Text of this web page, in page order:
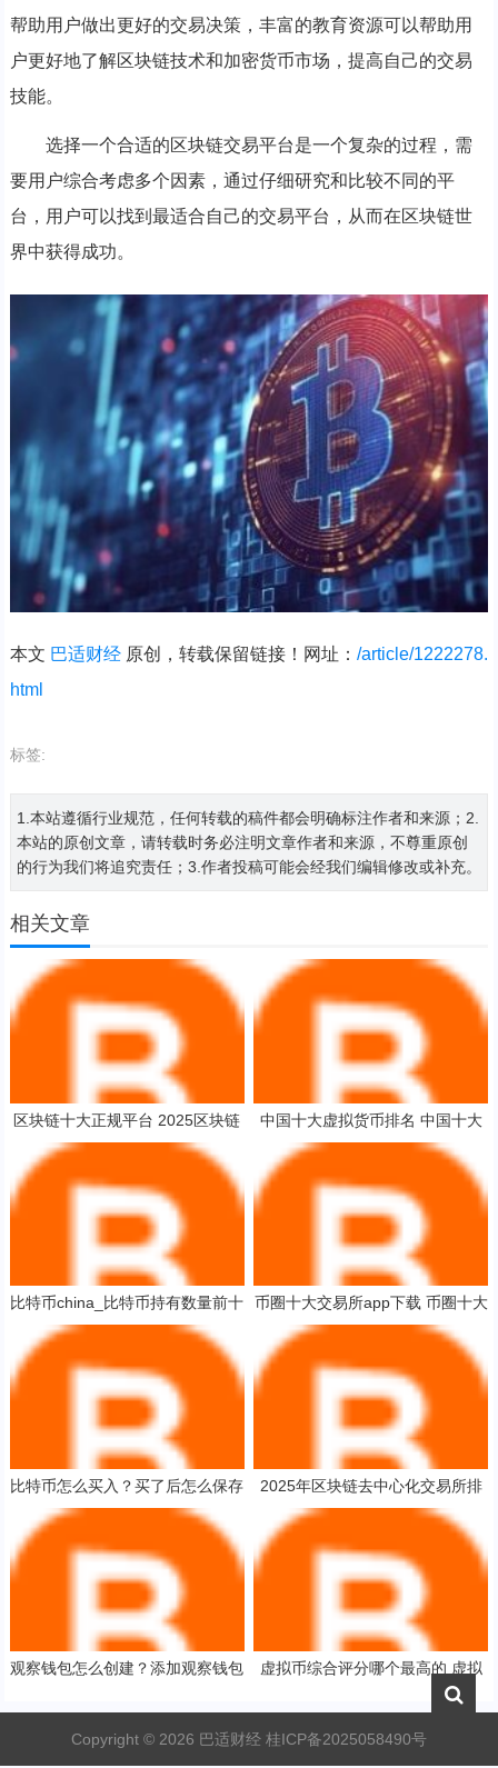
帮助用户做出更好的交易决策，丰富的教育资源可以帮助用
户更好地了解区块链技术和加密货币市场，提高自己的交易
技能。
选择一个合适的区块链交易平台是一个复杂的过程，需
要用户综合考虑多个因素，通过仔细研究和比较不同的平
台，用户可以找到最适合自己的交易平台，从而在区块链世
界中获得成功。
本文 巴适财经原创，转载保留链接！网址： /article/1222278.
html
标签:
1.本站遵循行业规范，任何转载的稿件都会明确标注作者和来源；2.
本站的原创文章，请转载时务必注明文章作者和来源，不尊重原创
的行为我们将追究责任；3.作者投稿可能会经我们编辑修改或补充。
相关文章
区块链十大正规平台 2025区块链
交易平台前十名
中国十大虚拟货币排名 中国十大
虚拟货币排名BTE【交易所okx】
比特币china_比特币持有数量前十
大佬
币圈十大交易所app下载 币圈十大
交易所app下载安卓
比特币怎么买入？买了后怎么保存
你真的知道吗！
2025年区块链去中心化交易所排
名前十
观察钱包怎么创建？添加观察钱包
虚拟币综合评分哪个最高的 虚拟
Copyright © 2026 巴适财经桂ICP备2025058490号